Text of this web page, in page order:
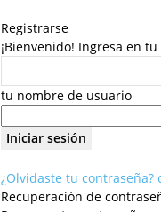
Registrarse
¡Bienvenido! Ingresa en
tu nombre de usuario
¿Olvidaste tu contraseña?
Recuperación de